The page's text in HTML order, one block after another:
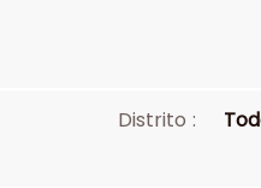
Distrito :